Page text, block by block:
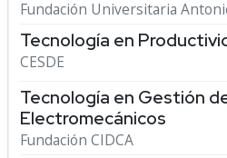
Fundación Universitaria
Tecnología en
CESDE
Tecnología en Gestión
Electromecánicos
Fundación CIDCA